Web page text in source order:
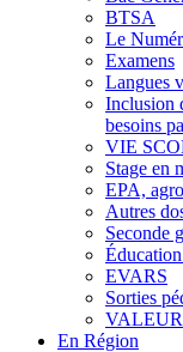
BTSA
Le
Examens
Langues
Inclusion
besoins
VIE
Stage en
EPA,
Autres
Seconde
EVARS
Sorties
En Région